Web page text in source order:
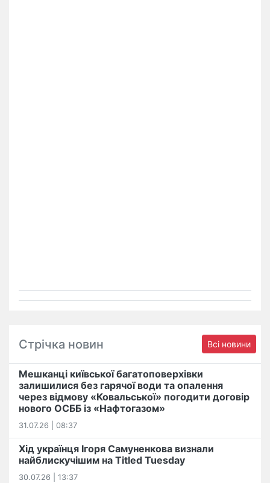
Стрічка новин Всі новини
Мешканці київської багатоповерхівки
залишилися без гарячої води та опалення
через відмову «Ковальської» погодити договір
нового ОСББ із «Нафтогазом»
31.07.26 | 08:37
Хід українця Ігоря Самуненкова визнали
найблискучішим на Titled Tuesday
30.07.26 | 13:37